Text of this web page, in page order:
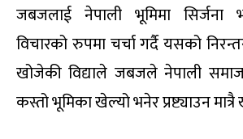
जबजलाई नेपाली भूमिमा सिर्जना
विचारको रुपमा चर्चा गर्दै यसको
खोजेकी विद्याले जबजले नेपाली
कस्तो भूमिका खेल्यो भनेर प्रष्ट्याउन